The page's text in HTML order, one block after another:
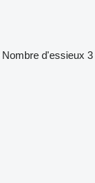
Nombre d'essieux 3